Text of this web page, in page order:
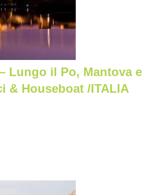
Lungo il Po, Mantova e
& Houseboat /ITALIA